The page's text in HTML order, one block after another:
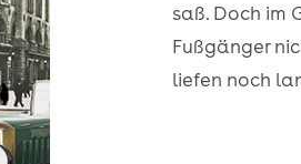
saß. Doch im
Fußgänger
liefen noch